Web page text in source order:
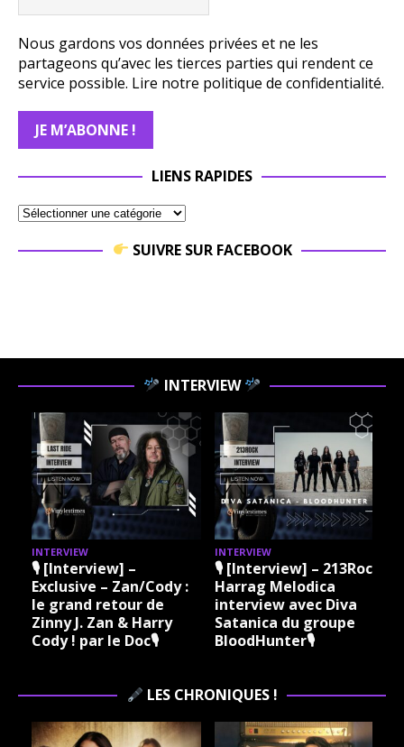
Nous gardons vos données privées et ne les
partageons qu’avec les tierces parties qui rendent ce
service possible. Lire notre politique de confidentialité.
LIENS RAPIDES
SUIVRE SUR FACEBOOK
INTERVIEW
INTERVIEW
🎙 [Interview] –
Exclusive – Zan/Cody :
le grand retour de
Zinny J. Zan & Harry
Cody ! par le Doc🎙
INTERVIEW
🎙 [Interview] – 213Rock
Harrag Melodica
interview avec Diva
Satanica du groupe
BloodHunter🎙
LES CHRONIQUES !